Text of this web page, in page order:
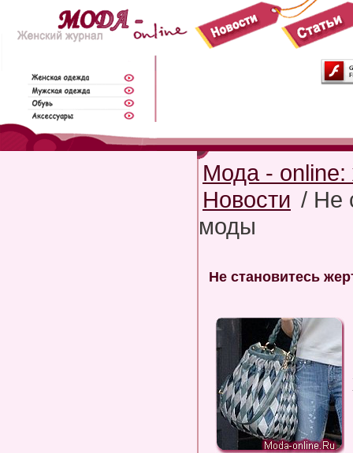
Мода - online:
Новости / Не
моды
Не становитесь